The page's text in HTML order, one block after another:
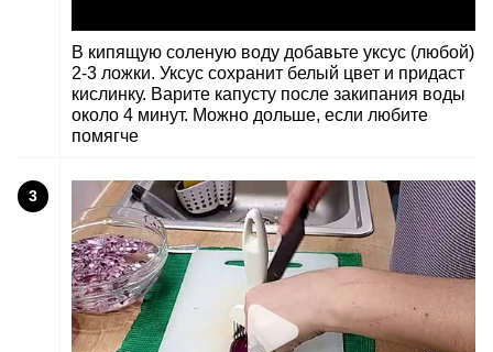
В кипящую соленую воду добавьте уксус (любой)
2-3 ложки. Уксус сохранит белый цвет и придаст
кислинку. Варите капусту после закипания воды
около 4 минут. Можно дольше, если любите
помягче
3